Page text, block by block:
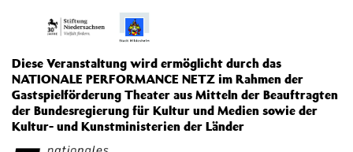
Diese Veranstaltung wird ermöglicht durch das
NATIONALE PERFORMANCE NETZ im Rahmen der
Gastspielförderung Theater aus Mitteln der Beauftragten
der Bundesregierung für Kultur und Medien sowie der
Kultur- und Kunstministerien der Länder